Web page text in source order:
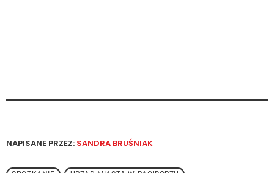
NAPISANE PRZEZ: SANDRA BRUŚNIAK